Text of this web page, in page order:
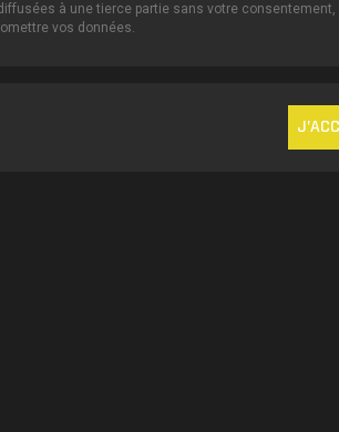
à une tierce partie sans votre
vos données.